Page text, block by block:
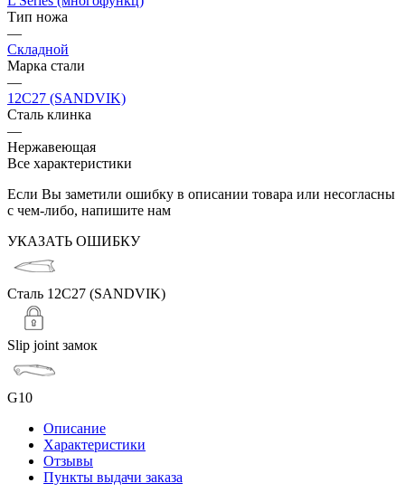
Тип ножа
—
Складной
Марка стали
—
12C27 (SANDVIK)
Сталь клинка
—
Нержавеющая
Все характеристики
Если Вы заметили ошибку в описании товара или несогласны
с чем-либо, напишите нам
УКАЗАТЬ ОШИБКУ
Сталь 12C27 (SANDVIK)
Slip joint замок
G10
Описание
Характеристики
Отзывы
Пункты выдачи заказа